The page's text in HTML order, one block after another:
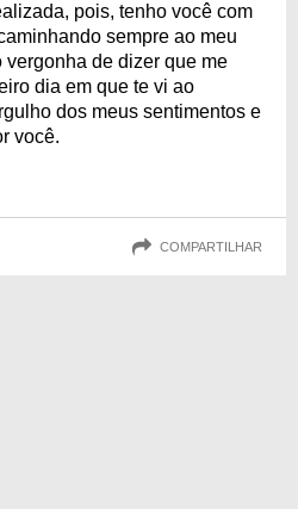
pois, tenho você com
sempre ao meu
vergonha de dizer que me
dia em que te vi ao
dos meus sentimentos e
você.
COMPARTILHAR